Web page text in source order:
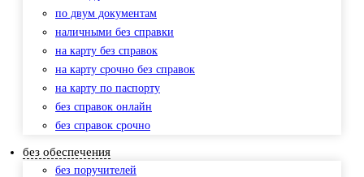
по двум документам
наличными без справки
на карту без справок
на карту срочно без справок
на карту по паспорту
без справок онлайн
без справок срочно
без обеспечения
без поручителей